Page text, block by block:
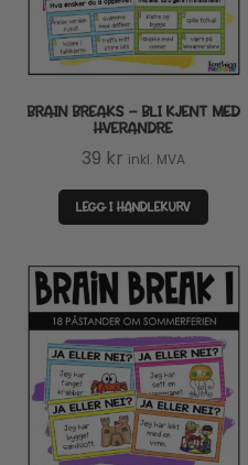
BRAIN BREAKS – BLI KJENT MED
HVERANDRE
39 kr inkl. MVA
LEGG I HANDLEKURV